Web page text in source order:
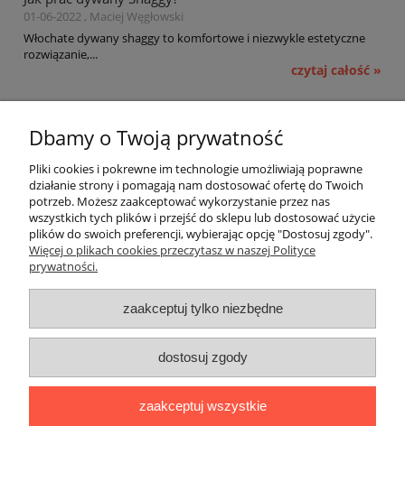
01-06-2022 , Maciej Węgłowski
Włochate dywany shaggy to komfortowe i niezwykle estetyczne
rozwiązanie,...
czytaj całość »
Płatności i dostawa
Informacje
O nas
Witosz i Spółka
44-203 Rybnik ul. Brzezińska 50c
telefon:511760570
Facebook
Dbamy o Twoją prywatność
Pliki cookies i pokrewne im technologie umożliwiają poprawne
działanie strony i pomagają nam dostosować ofertę do Twoich
potrzeb. Możesz zaakceptować wykorzystanie przez nas
wszystkich tych plików i przejść do sklepu lub dostosować użycie
plików do swoich preferencji, wybierając opcję "Dostosuj zgody".
Więcej o plikach cookies przeczytasz w naszej Polityce
prywatności.
zaakceptuj tylko niezbędne
dostosuj zgody
zaakceptuj wszystkie